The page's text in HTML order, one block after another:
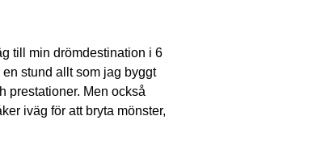
till min drömdestination i 6
stund allt som jag byggt
prestationer. Men också
iväg för att bryta mönster,